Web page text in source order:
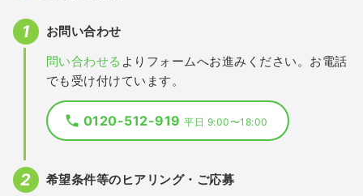
お問い合わせ
問い合わせる よりフォームへお進みください。お電話
でも受け付けています。
0120-512-919平日 9:00〜18:00
希望条件等のヒアリング・ご応募